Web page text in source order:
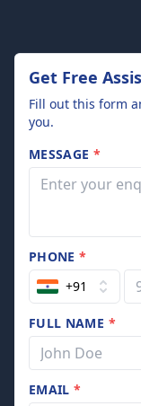
Get Free
Fill out this form
you.
MESSAGE *
PHONE*
+91
FULL NAME *
EMAIL*